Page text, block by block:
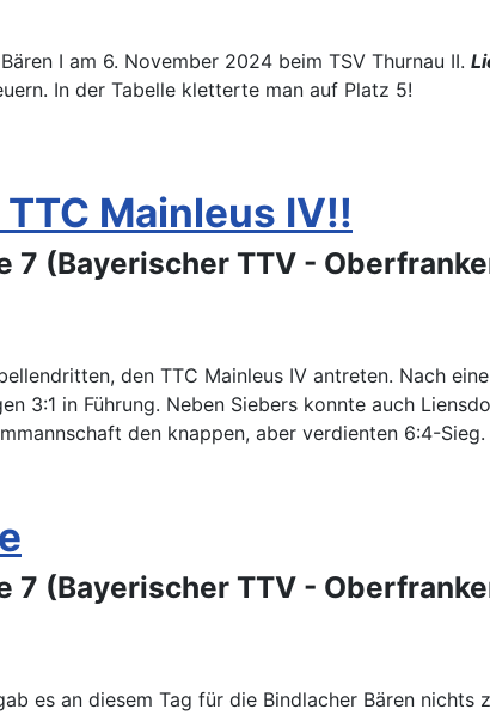
I am 6. November 2024 beim TSV Thurnau II.
In der Tabelle kletterte man auf Platz 5!
Mainleus IV!!
7 (Bayerischer TTV -
den TTC Mainleus IV antreten. Nach
3:1 in Führung. Neben Siebers konnte auch
den knappen, aber verdienten 6:4-
7 (Bayerischer TTV -
es an diesem Tag für die Bindlacher Bären nichts